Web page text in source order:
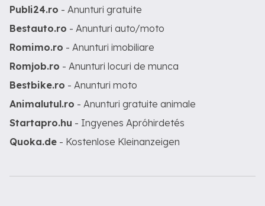
Publi24.ro - Anunturi gratuite
Bestauto.ro - Anunturi auto/moto
Romimo.ro - Anunturi imobiliare
Romjob.ro - Anunturi locuri de munca
Bestbike.ro - Anunturi moto
Animalutul.ro - Anunturi gratuite animale
Startapro.hu - Ingyenes Apróhirdetés
Quoka.de - Kostenlose Kleinanzeigen